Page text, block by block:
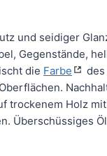
und seidiger
Gegenstände,
die Farbe
des
trockenem Holz
Überschüssiges